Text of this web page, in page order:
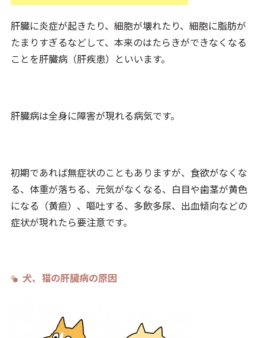
肝臓に炎症が起きたり、細胞が壊れたり、細胞に脂肪が
たまりすぎるなどして、本来のはたらきができなくなる
ことを肝臓病（肝疾患）といいます。
肝臓病は全身に障害が現れる病気です。
初期であれば無症状のこともありますが、食欲がなくな
る、体重が落ちる、元気がなくなる、白目や歯茎が黄色
になる（黄疸）、嘔吐する、多飲多尿、出血傾向などの
症状が現れたら要注意です。
犬、猫の肝臓病の原因